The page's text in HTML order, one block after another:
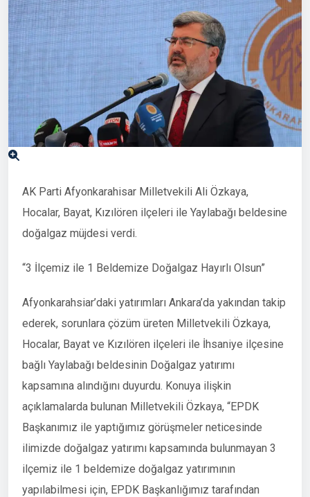
AK Parti Afyonkarahisar Milletvekili Ali Özkaya,
Hocalar, Bayat, Kızılören ilçeleri ile Yaylabağı beldesine
doğalgaz müjdesi verdi.
“3 İlçemiz ile 1 Beldemize Doğalgaz Hayırlı Olsun”
Afyonkarahsiar’daki yatırımları Ankara’da yakından takip
ederek, sorunlara çözüm üreten Milletvekili Özkaya,
Hocalar, Bayat ve Kızılören ilçeleri ile İhsaniye ilçesine
bağlı Yaylabağı beldesinin Doğalgaz yatırımı
kapsamına alındığını duyurdu. Konuya ilişkin
açıklamalarda bulunan Milletvekili Özkaya, “EPDK
Başkanımız ile yaptığımız görüşmeler neticesinde
ilimizde doğalgaz yatırımı kapsamında bulunmayan 3
ilçemiz ile 1 beldemize doğalgaz yatırımının
yapılabilmesi için, EPDK Başkanlığımız tarafından